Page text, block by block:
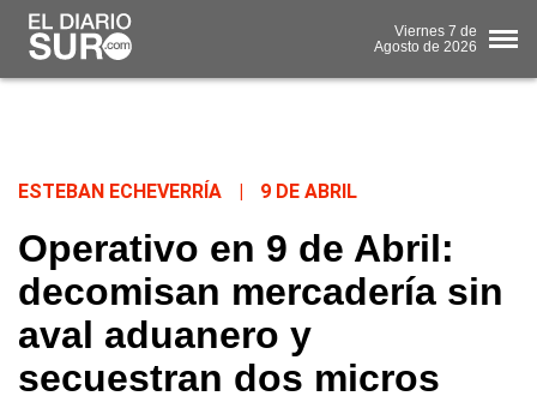
Viernes 7 de
Agosto de 2026
ESTEBAN ECHEVERRÍA 9 DE ABRIL
Operativo en 9 de Abril:
decomisan mercadería sin
aval aduanero y
secuestran dos micros